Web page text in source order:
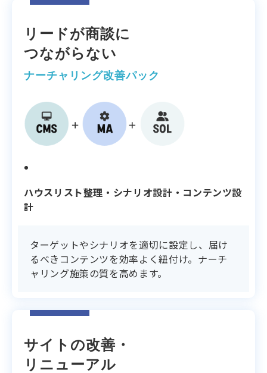
リードが商談に
つながらない
ナーチャリング改善パック
ハウスリスト整理・シナリオ設計・コンテンツ設
計
ターゲットやシナリオを適切に設定し、届け
るべきコンテンツを効率よく紐付け。ナーチ
ャリング施策の質を高めます。
サイトの改善・
リニューアル